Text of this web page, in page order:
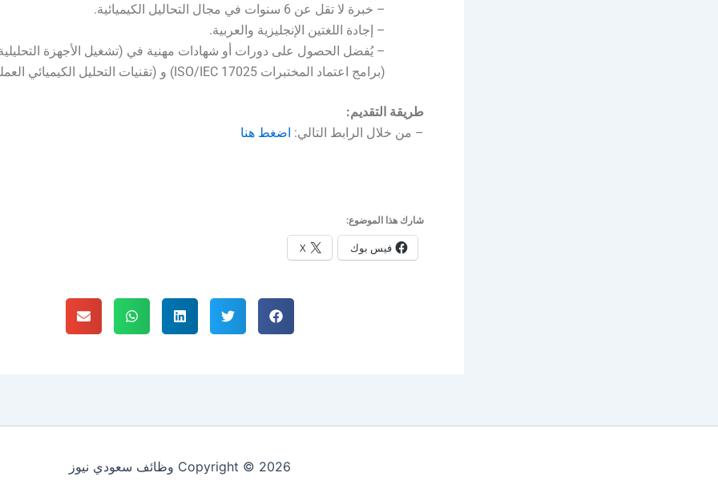
– خبرة لا تقل عن 6 سنوات في مجال التحاليل الكيميائية.
– إجادة اللغتين الإنجليزية والعربية.
– يُفضل الحصول على دورات أو شهادات مهنية في (تشغيل الأجهزة
(برامج اعتماد المختبرات ISO/IEC 17025) و (تقنيات التحليل الكيميائي العملي).
طريقة التقديم:
– من خلال الرابط التالي: اضغط هنا
شارك هذا الموضوع:
فيس بوك X
Copyright © 2026 وظائف سعودي نيوز